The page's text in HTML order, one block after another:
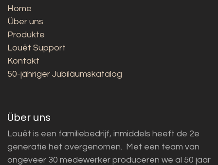
Home
Über uns
Produkte
Louët Support
Kontakt
50-jähriger Jubiläumskatalog
Über uns
Louët is een familiebedrijf, inmiddels heeft de 2e
generatie het overgenomen. Met een team van
ongeveer 30 medewerker produceren we al 50 jaar